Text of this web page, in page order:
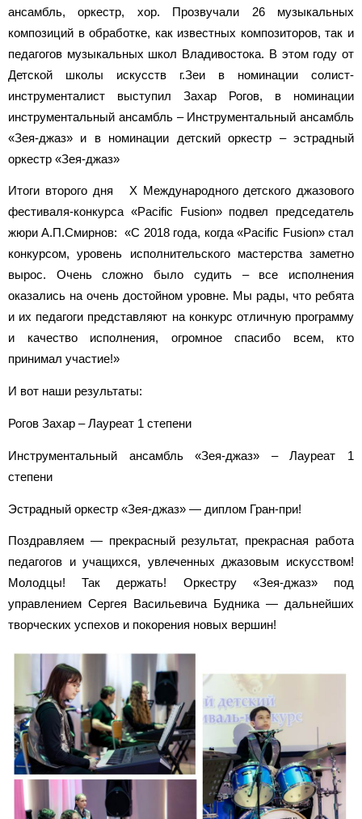
ансамбль, оркестр, хор. Прозвучали 26 музыкальных
композиций в обработке, как известных композиторов, так и
педагогов музыкальных школ Владивостока. В этом году от
Детской школы искусств г.Зеи в номинации солист-
инструменталист выступил Захар Рогов, в номинации
инструментальный ансамбль – Инструментальный ансамбль
«Зея-джаз» и в номинации детский оркестр – эстрадный
оркестр «Зея-джаз»
Итоги второго дня X Международного детского джазового
фестиваля-конкурса «Pacific Fusion» подвел председатель
жюри А.П.Смирнов: «С 2018 года, когда «Pacific Fusion» стал
конкурсом, уровень исполнительского мастерства заметно
вырос. Очень сложно было судить – все исполнения
оказались на очень достойном уровне. Мы рады, что ребята
и их педагоги представляют на конкурс отличную программу
и качество исполнения, огромное спасибо всем, кто
принимал участие!»
И вот наши результаты:
Рогов Захар – Лауреат 1 степени
Инструментальный ансамбль «Зея-джаз» – Лауреат 1
степени
Эстрадный оркестр «Зея-джаз» — диплом Гран-при!
Поздравляем — прекрасный результат, прекрасная работа
педагогов и учащихся, увлеченных джазовым искусством!
Молодцы! Так держать! Оркестру «Зея-джаз» под
управлением Сергея Васильевича Будника — дальнейших
творческих успехов и покорения новых вершин!